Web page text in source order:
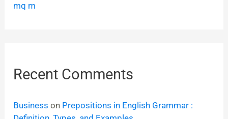
mq m
Recent Comments
Business on Prepositions in English Grammar :